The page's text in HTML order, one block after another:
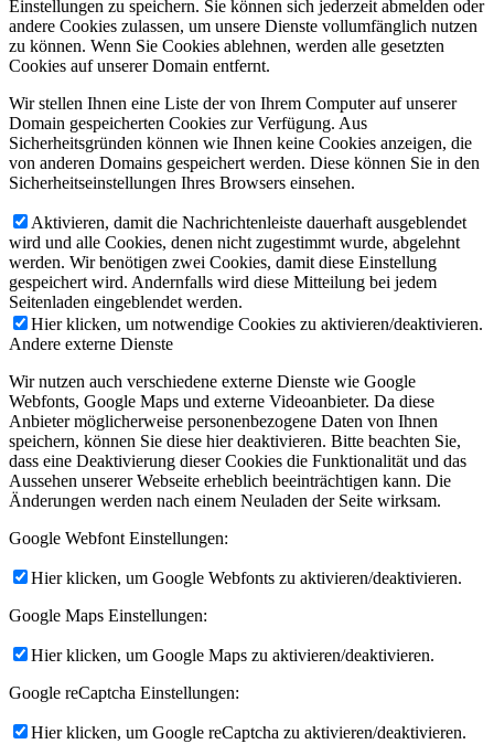
Einstellungen zu speichern. Sie können sich jederzeit abmelden oder
andere Cookies zulassen, um unsere Dienste vollumfänglich nutzen
zu können. Wenn Sie Cookies ablehnen, werden alle gesetzten
Cookies auf unserer Domain entfernt.
Wir stellen Ihnen eine Liste der von Ihrem Computer auf unserer
Domain gespeicherten Cookies zur Verfügung. Aus
Sicherheitsgründen können wie Ihnen keine Cookies anzeigen, die
von anderen Domains gespeichert werden. Diese können Sie in den
Sicherheitseinstellungen Ihres Browsers einsehen.
Aktivieren, damit die Nachrichtenleiste dauerhaft ausgeblendet
wird und alle Cookies, denen nicht zugestimmt wurde, abgelehnt
werden. Wir benötigen zwei Cookies, damit diese Einstellung
gespeichert wird. Andernfalls wird diese Mitteilung bei jedem
Seitenladen eingeblendet werden.
Hier klicken, um notwendige Cookies zu aktivieren/deaktivieren.
Andere externe Dienste
Wir nutzen auch verschiedene externe Dienste wie Google
Webfonts, Google Maps und externe Videoanbieter. Da diese
Anbieter möglicherweise personenbezogene Daten von Ihnen
speichern, können Sie diese hier deaktivieren. Bitte beachten Sie,
dass eine Deaktivierung dieser Cookies die Funktionalität und das
Aussehen unserer Webseite erheblich beeinträchtigen kann. Die
Änderungen werden nach einem Neuladen der Seite wirksam.
Google Webfont Einstellungen:
Hier klicken, um Google Webfonts zu aktivieren/deaktivieren.
Google Maps Einstellungen:
Hier klicken, um Google Maps zu aktivieren/deaktivieren.
Google reCaptcha Einstellungen:
Hier klicken, um Google reCaptcha zu aktivieren/deaktivieren.